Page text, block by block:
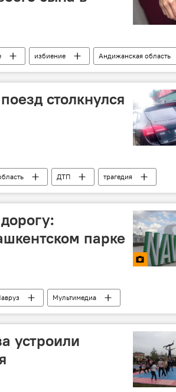
избиение Андижанская область
столкнулся
ДТП
трагедия
парке
Мультимедиа
устроили